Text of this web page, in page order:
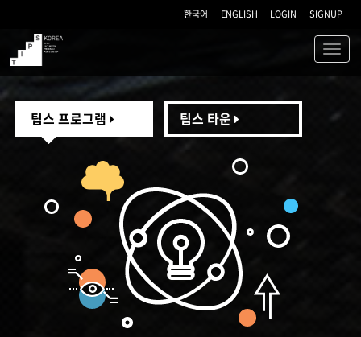
한국어 ENGLISH LOGIN SIGNUP
TIPS
팁스 프로그램 팁스 타운